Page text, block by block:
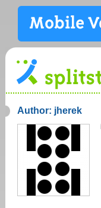
Author: jherek